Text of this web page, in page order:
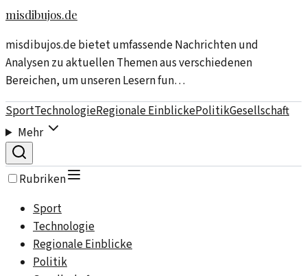
misdibujos.de
misdibujos.de bietet umfassende Nachrichten und
Analysen zu aktuellen Themen aus verschiedenen
Bereichen, um unseren Lesern fun…
SportTechnologieRegionale EinblickePolitikGesellschaft
Mehr
Rubriken
Sport
Technologie
Regionale Einblicke
Politik